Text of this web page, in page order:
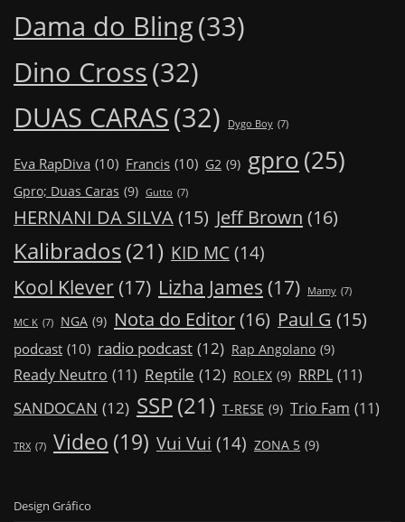
Dama do Bling(33)
Dino Cross(32)
DUAS CARAS(32) Dygo Boy (7)
Eva RapDiva (10) Francis (10) G2 (9) gpro(25)
Gpro; Duas Caras (9) Gutto (7)
HERNANI DA SILVA(15) Jeff Brown (16)
Kalibrados(21) KID MC (14)
Kool Klever (17) Lizha James (17) Mamy (7)
MC K (7) NGA (9) Nota do Editor(16) Paul G (15)
podcast (10) radio podcast (12) Rap Angolano (9)
Ready Neutro (11) Reptile (12) ROLEX (9) RRPL (11)
SANDOCAN (12) SSP(21) T-RESE (9) Trio Fam (11)
TRX (7) Video (19) Vui Vui (14) ZONA 5 (9)
Design Gráfico